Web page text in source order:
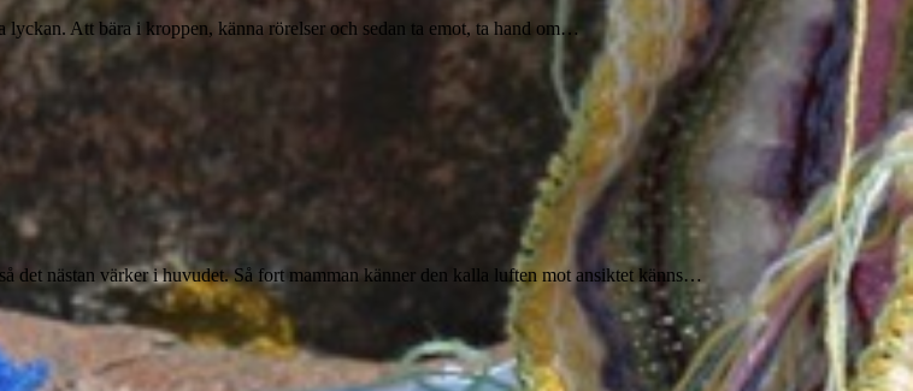
Att bära i kroppen, känna rörelser och sedan ta emot, ta hand om…
det nästan värker i huvudet. Så fort mamman känner den kalla luften mot ansiktet känns…